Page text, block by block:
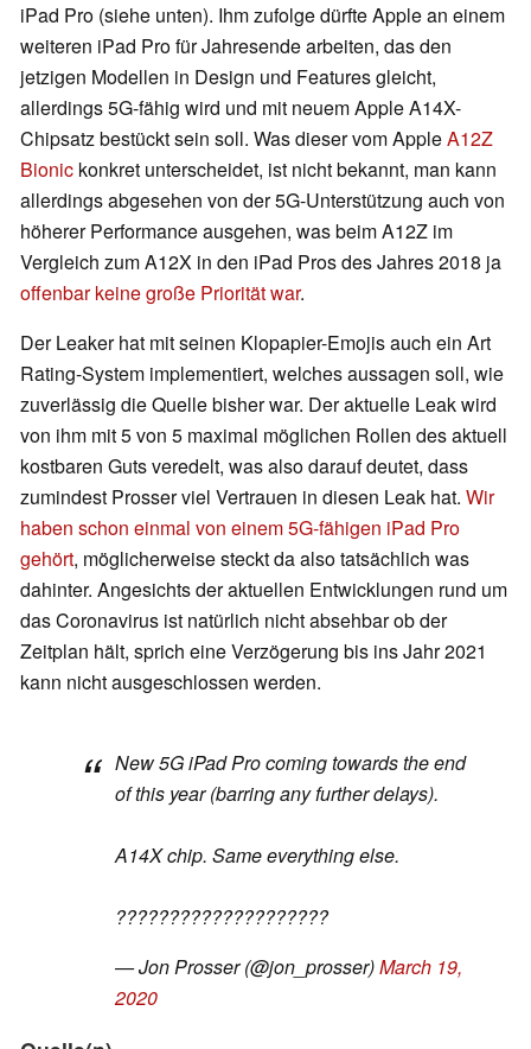
iPad Pro (siehe unten). Ihm zufolge dürfte Apple an einem
weiteren iPad Pro für Jahresende arbeiten, das den
jetzigen Modellen in Design und Features gleicht,
allerdings 5G-fähig wird und mit neuem Apple A14X-
Chipsatz bestückt sein soll. Was dieser vom AppleA12Z
Bionic konkret unterscheidet, ist nicht bekannt, man kann
allerdings abgesehen von der 5G-Unterstützung auch von
höherer Performance ausgehen, was beim A12Z im
Vergleich zum A12X in den iPad Pros des Jahres 2018 ja
offenbar keine große Priorität war.
Der Leaker hat mit seinen Klopapier-Emojis auch ein Art
Rating-System implementiert, welches aussagen soll, wie
zuverlässig die Quelle bisher war. Der aktuelle Leak wird
von ihm mit 5 von 5 maximal möglichen Rollen des aktuell
kostbaren Guts veredelt, was also darauf deutet, dass
zumindest Prosser viel Vertrauen in diesen Leak hat. Wir
haben schon einmal von einem 5G-fähigen iPad Pro
gehört, möglicherweise steckt da also tatsächlich was
dahinter. Angesichts der aktuellen Entwicklungen rund um
das Coronavirus ist natürlich nicht absehbar ob der
Zeitplan hält, sprich eine Verzögerung bis ins Jahr 2021
kann nicht ausgeschlossen werden.
New 5G iPad Pro coming towards the end
of this year (barring any further delays).
A14X chip. Same everything else.
????????????????????
— Jon Prosser (@jon_prosser)March 19,
2020